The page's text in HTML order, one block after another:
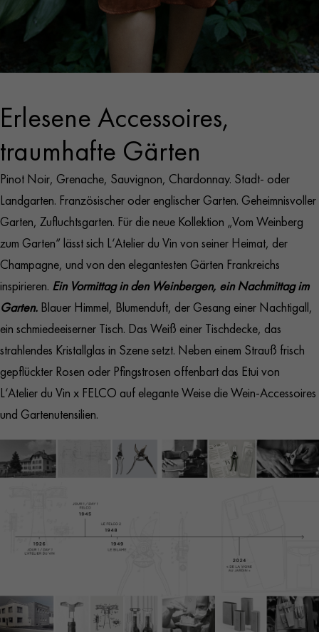
Erlesene Accessoires,
traumhafte Gärten
Pinot Noir, Grenache, Sauvignon, Chardonnay. Stadt- oder
Landgarten. Französischer oder englischer Garten. Geheimnisvoller
Garten, Zufluchtsgarten. Für die neue Kollektion „Vom Weinberg
zum Garten“ lässt sich L‘Atelier du Vin von seiner Heimat, der
Champagne, und von den elegantesten Gärten Frankreichs
inspirieren. Ein Vormittag in den Weinbergen, ein Nachmittag im
Garten. Blauer Himmel, Blumenduft, der Gesang einer Nachtigall,
ein schmiedeeiserner Tisch. Das Weiß einer Tischdecke, das
strahlendes Kristallglas in Szene setzt. Neben einem Strauß frisch
gepflückter Rosen oder Pfingstrosen offenbart das Etui von
L‘Atelier du Vin x FELCO auf elegante Weise die Wein-Accessoires
und Gartenutensilien.